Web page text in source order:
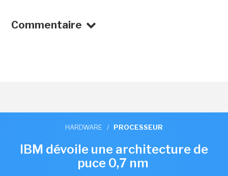
Commentaire
HARDWARE / PROCESSEUR
IBM dévoile une architecture de
puce 0,7 nm